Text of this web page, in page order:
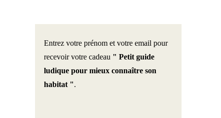
Entrez votre prénom et votre email pour
recevoir votre cadeau " Petit guide
ludique pour mieux connaître son
habitat ".